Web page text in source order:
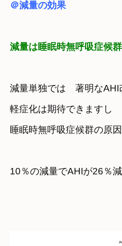
＠減量の効果
減量は睡眠時無呼吸症候
減量単独では　著明なAHI
軽症化は期待できますし
睡眠時無呼吸症候群の原
10％の減量でAHIが26％